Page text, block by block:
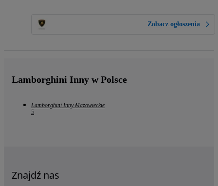
Zobacz ogłoszenia
Lamborghini Inny w Polsce
Lamborghini Inny Mazowieckie
5
Znajdź nas